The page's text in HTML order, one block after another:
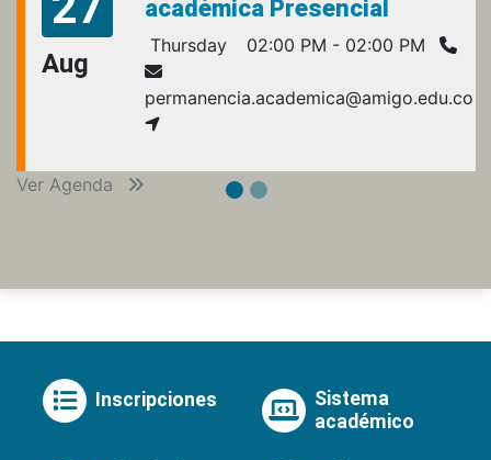
Aug
académica Presencial
Thursday 02:00 PM - 02:00 PM
permanencia.academica@amigo.edu.co
Ver Agenda
Inscripciones
Sistema
académico